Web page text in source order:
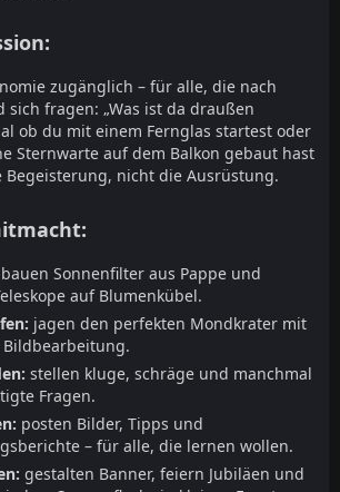
zugänglich – für alle, die nach
sich fragen: „Was ist da draußen
ob du mit einem Fernglas startest oder
Sternwarte auf dem Balkon gebaut hast
Begeisterung, nicht die Ausrüstung.
bauen Sonnenfilter aus Pappe und
auf Blumenkübel.
jagen den perfekten Mondkrater mit
stellen kluge, schräge und manchmal
Fragen.
posten Bilder, Tipps und
– für alle, die lernen wollen.
gestalten Banner, feiern Jubiläen und